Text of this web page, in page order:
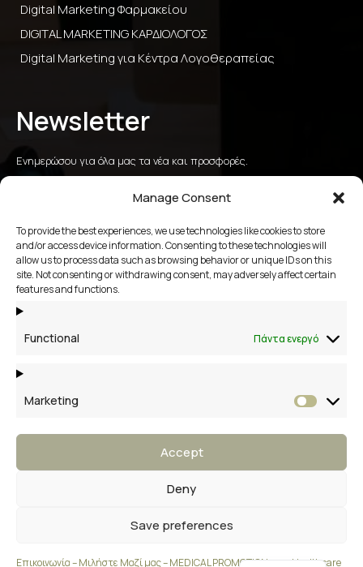
Manage Consent
To provide the best experiences, we use technologies like cookies to store
and/or access device information. Consenting to these technologies will
allow us to process data such as browsing behavior or unique IDs on this
site. Not consenting or withdrawing consent, may adversely affect certain
features and functions.
Functional Πάντα ενεργό
Marketing
Accept
Deny
Save preferences
Επικοινωνία – Μιλήστε Μαζί μας – MEDICAL PROMOTION your Healthcare
Digital Marketing Φαρμακείου
DIGITAL MARKETING ΚΑΡΔΙΟΛΟΓΟΣ
Digital Marketing για Κέντρα Λογοθεραπείας
Newsletter
Ενημερώσου για όλα μας τα νέα και προσφορές.
αποστολή
2109658356